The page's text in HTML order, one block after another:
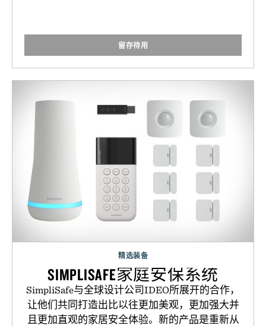
留存待用
精选装备
SIMPLISAFE家庭安保系统
SimpliSafe与全球设计公司IDEO所展开的合作，
让他们共同打造出比以往更加美观，更加强大并
且更加直观的家居安全体验。新的产品是重新从